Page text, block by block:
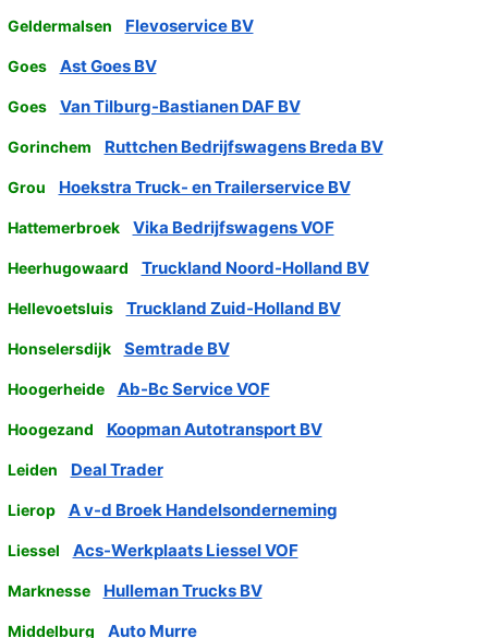
Geldermalsen Flevoservice BV
Goes Ast Goes BV
Goes Van Tilburg-Bastianen DAF BV
Gorinchem Ruttchen Bedrijfswagens Breda BV
Grou Hoekstra Truck- en Trailerservice BV
Hattemerbroek Vika Bedrijfswagens VOF
Heerhugowaard Truckland Noord-Holland BV
Hellevoetsluis Truckland Zuid-Holland BV
Honselersdijk Semtrade BV
Hoogerheide Ab-Bc Service VOF
Hoogezand Koopman Autotransport BV
Leiden Deal Trader
Lierop A v-d Broek Handelsonderneming
Liessel Acs-Werkplaats Liessel VOF
Marknesse Hulleman Trucks BV
Middelburg Auto Murre